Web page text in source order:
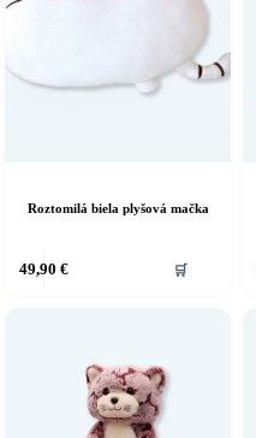
Roztomilá biela plyšová mačka
49,90 € 🛒